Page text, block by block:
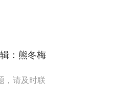
：熊冬梅
，请及时联